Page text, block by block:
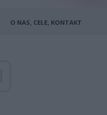
O NAS, CELE, KONTAKT